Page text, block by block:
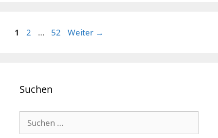
Seite
1 Seite
2 … Seite
52 Weiter →
Suchen
Suchen
nach: